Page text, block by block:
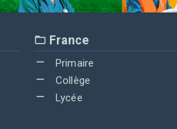
France
Primaire
Collège
Lycée